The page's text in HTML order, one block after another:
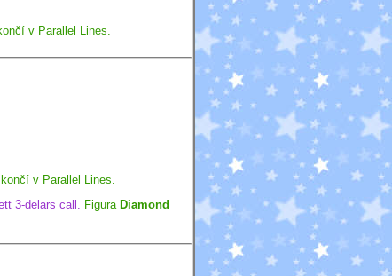
v Parallel Lines.
v Parallel Lines.
3-delars call. Figura Diamond